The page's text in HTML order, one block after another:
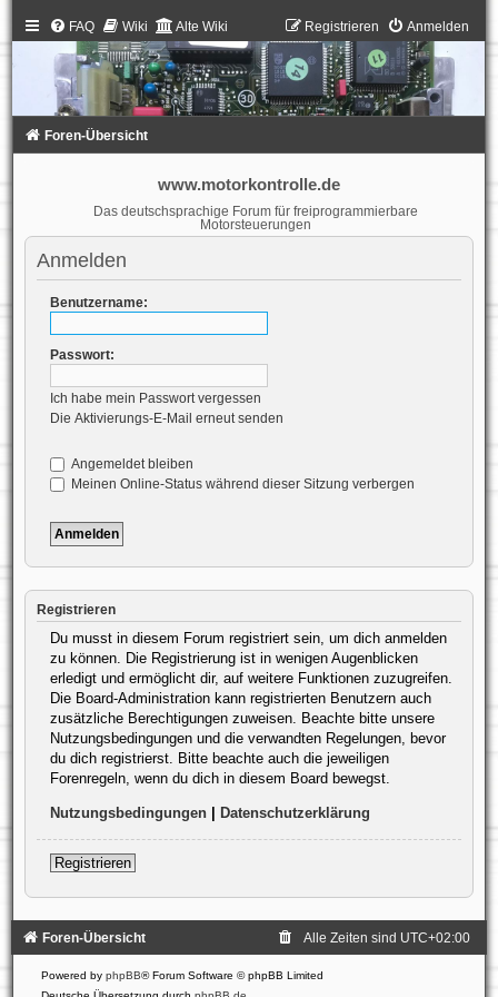
FAQ Wiki Alte Wiki Anmelden
Registrieren
Foren-Übersicht
www.motorkontrolle.de
Das deutschsprachige Forum für freiprogrammierbare
Motorsteuerungen
Anmelden
Benutzername:
Passwort:
Ich habe mein Passwort vergessen
Die Aktivierungs-E-Mail erneut senden
Angemeldet bleiben
Meinen Online-Status während dieser Sitzung verbergen
Registrieren
Du musst in diesem Forum registriert sein, um dich anmelden
zu können. Die Registrierung ist in wenigen Augenblicken
erledigt und ermöglicht dir, auf weitere Funktionen zuzugreifen.
Die Board-Administration kann registrierten Benutzern auch
zusätzliche Berechtigungen zuweisen. Beachte bitte unsere
Nutzungsbedingungen und die verwandten Regelungen, bevor
du dich registrierst. Bitte beachte auch die jeweiligen
Forenregeln, wenn du dich in diesem Board bewegst.
Nutzungsbedingungen| Datenschutzerklärung
Registrieren
Foren-Übersicht Alle Zeiten sind UTC+02:00
Powered by phpBB® Forum Software © phpBB Limited